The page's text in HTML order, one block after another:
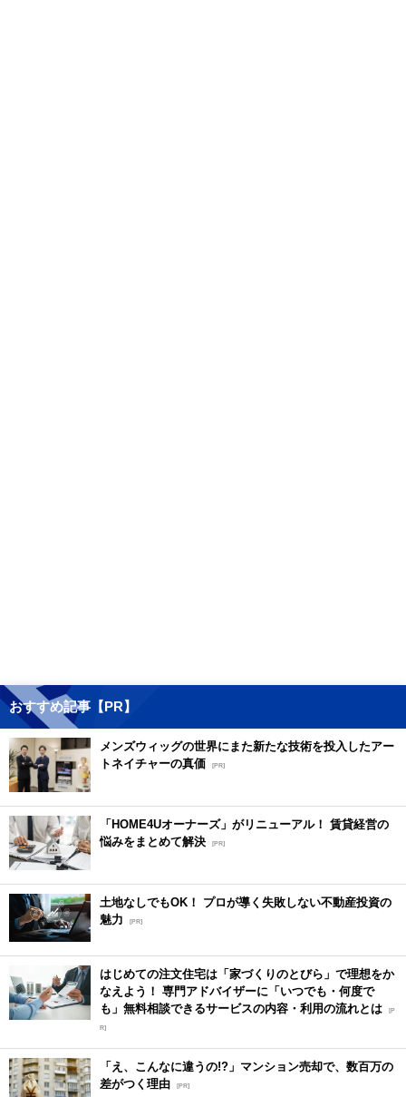
おすすめ記事【PR】
メンズウィッグの世界にまた新たな技術を投入したアー
トネイチャーの真価
[PR]
「HOME4Uオーナーズ」がリニューアル！ 賃貸経営の
悩みをまとめて解決 [PR]
土地なしでもOK！ プロが導く失敗しない不動産投資の
魅力
[PR]
はじめての注文住宅は「家づくりのとびら」で理想をか
なえよう！ 専門アドバイザーに「いつでも・何度で
も」無料相談できるサービスの内容・利用の流れとは [P
R]
「え、こんなに違うの!?」マンション売却で、数百万の
差がつく理由 [PR]